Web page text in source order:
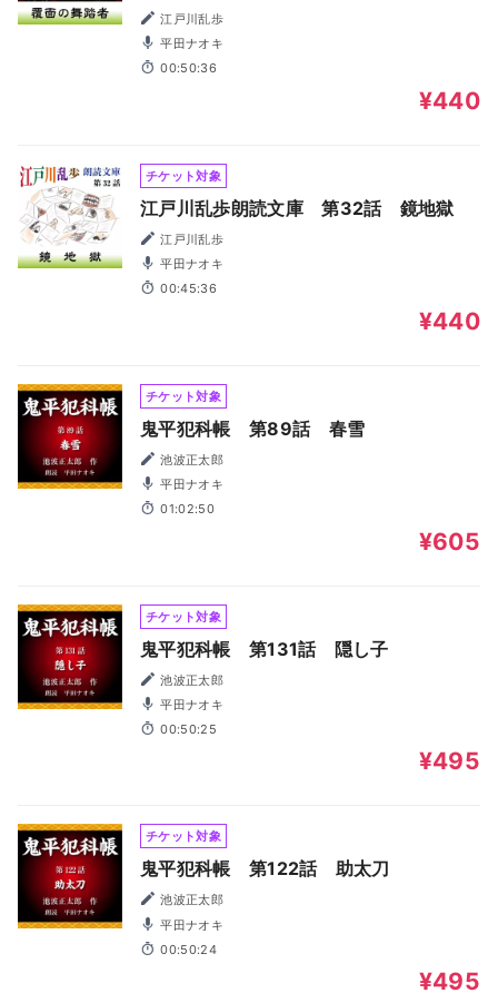
江戸川乱歩
平田ナオキ
00:50:36
¥440
チケット対象
江戸川乱歩朗読文庫 第32話 鏡地獄
江戸川乱歩
平田ナオキ
00:45:36
¥440
チケット対象
鬼平犯科帳 第89話 春雪
池波正太郎
平田ナオキ
01:02:50
¥605
チケット対象
鬼平犯科帳 第131話 隠し子
池波正太郎
平田ナオキ
00:50:25
¥495
チケット対象
鬼平犯科帳 第122話 助太刀
池波正太郎
平田ナオキ
00:50:24
¥495